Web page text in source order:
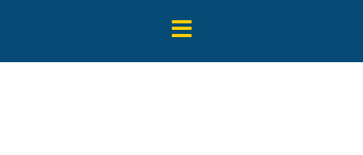
Directas